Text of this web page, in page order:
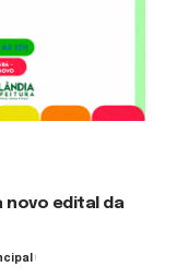
novo edital da